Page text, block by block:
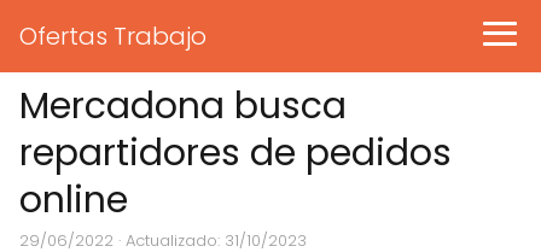
Ofertas Trabajo
Mercadona busca
repartidores de pedidos
online
29/06/2022 · Actualizado: 31/10/2023